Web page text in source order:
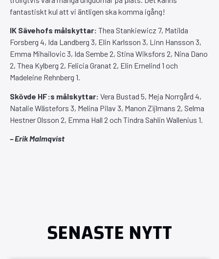
fantastiskt kul att vi äntligen ska komma igång!
IK Sävehofs målskyttar: Thea Stankiewicz 7, Matilda
Forsberg 4, Ida Landberg 3, Elin Karlsson 3, Linn Hansson 3,
Emma Mihailovic 3, Ida Sembe 2, Stina Wiksfors 2, Nina Dano
2, Thea Kylberg 2, Felicia Granat 2, Elin Ernelind 1 och
Madeleine Rehnberg 1.
Skövde HF:s målskyttar: Vera Bustad 5, Meja Norrgård 4,
Natalie Wästefors 3, Melina Pilav 3, Manon Zijlmans 2, Selma
Hestner Olsson 2, Emma Hall 2 och Tindra Sahlin Wallenius 1.
– Erik Malmqvist
SENASTE NYTT